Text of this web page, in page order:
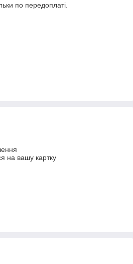
по передоплаті.
на вашу картку